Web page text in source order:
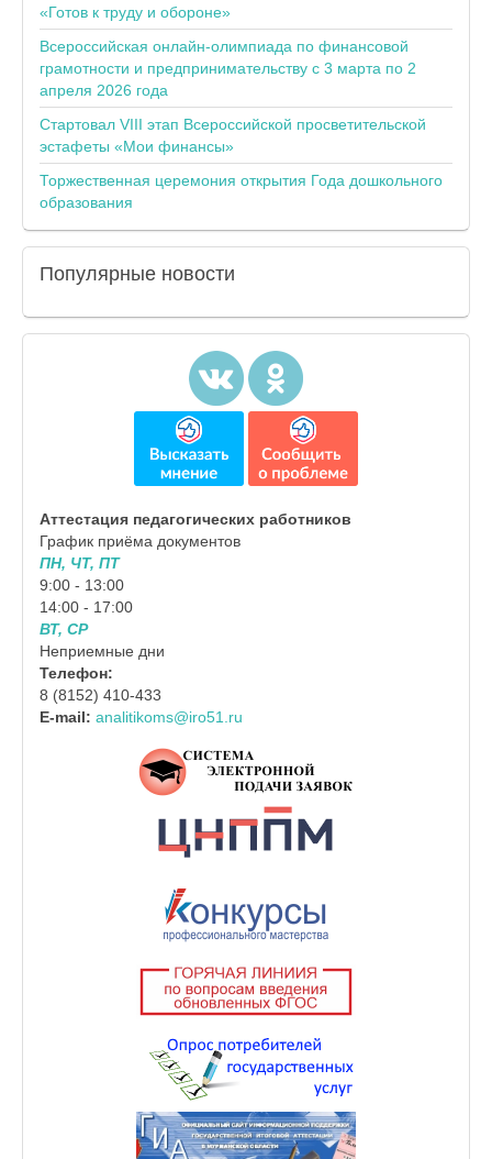
«Готов к труду и обороне»
Всероссийская онлайн-олимпиада по финансовой
грамотности и предпринимательству с 3 марта по 2
апреля 2026 года
Стартовал VIII этап Всероссийской просветительской
эстафеты «Мои финансы»
Торжественная церемония открытия Года дошкольного
образования
Популярные новости
Аттестация педагогических работников
График приёма документов
ПН, ЧТ, ПТ
9:00 - 13:00
14:00 - 17:00
ВТ, СР
Неприемные дни
Телефон:
8 (8152) 410-433
E-mail: analitikoms@iro51.ru